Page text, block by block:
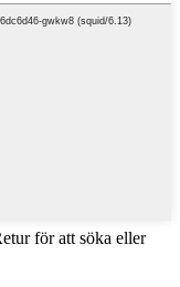
för att söka eller